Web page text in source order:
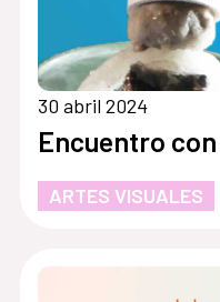
30 abril 2024
Encuentro
ARTES VISUALES